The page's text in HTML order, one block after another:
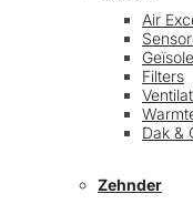
Air
Filters
Dak &
Zehnder